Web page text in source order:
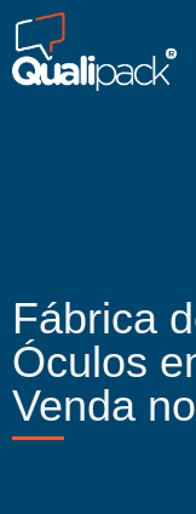
Fábrica
Óculos
Venda